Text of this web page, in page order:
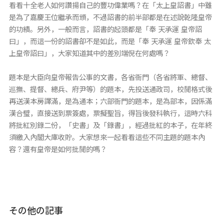
看看十全老人如何讚揚自己的豐功偉業嗎？在「太上皇詔書」中雖
是為了嘉慶王位繼承而頒，不過詔書的前半部都是在述說乾隆皇帝
的功績。另外，一般而言，詔書的起頭都是「奉 天承運 皇帝詔
曰」，而這一份的詔書卻不是如此，而是「奉 天承運 皇帝欽奉 太
上皇帝詔曰」，大家知道其中的差別端倪在何處嗎？
題本是大臣向皇帝報告公事的文書，各省衙門（各省將軍、總督、
巡撫、提督、總兵、府尹等）的題本，先投送通政司，校閱格式後
再送漢本房譯滿，是為通本；六部衙門的題本，是為部本，因係滿
漢合璧，直接送到票簽處，票擬聖旨，得旨後發科執行，這時六科
將批紅別錄二份，「史書」及「錄書」，經過批紅的本子，在年終
須繳入內閣大庫收貯。大家想來一起看看這些不同主題的題本內
容？還有皇帝是如何批閱的嗎？
その他の記事